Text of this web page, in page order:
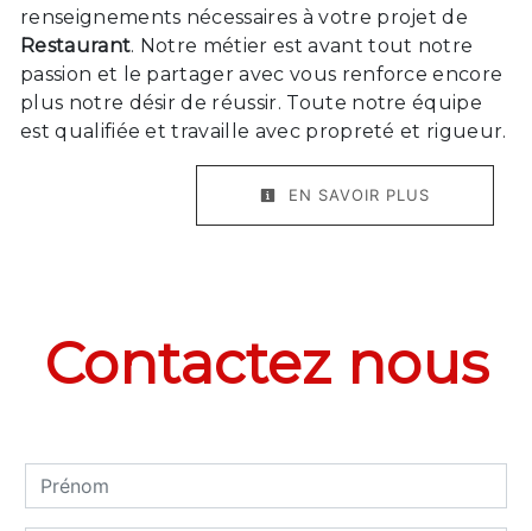
renseignements nécessaires à votre projet de
Restaurant. Notre métier est avant tout notre
passion et le partager avec vous renforce encore
plus notre désir de réussir. Toute notre équipe
est qualifiée et travaille avec propreté et rigueur.
EN SAVOIR PLUS
Contactez nous